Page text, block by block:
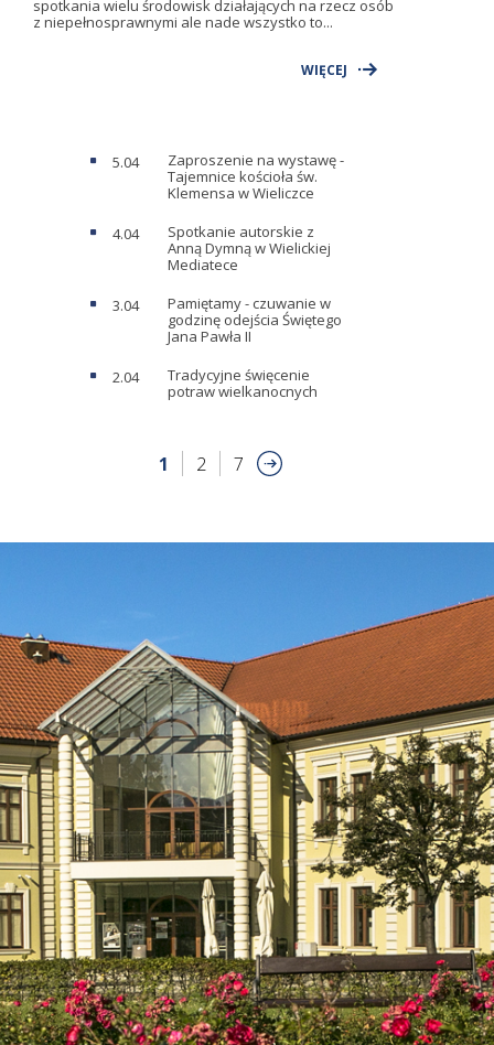
spotkania wielu środowisk działających na rzecz osób
z niepełnosprawnymi ale nade wszystko to...
WIĘCEJ
5.04
Zaproszenie na wystawę -
Tajemnice kościoła św.
Klemensa w Wieliczce
4.04
Spotkanie autorskie z
Anną Dymną w Wielickiej
Mediatece
3.04
Pamiętamy - czuwanie w
godzinę odejścia Świętego
Jana Pawła II
2.04
Tradycyjne święcenie
potraw wielkanocnych
1 2 7